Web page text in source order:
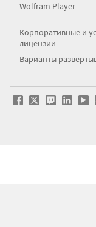
Wolfram Player
Корпоративные и
лицензии
Варианты